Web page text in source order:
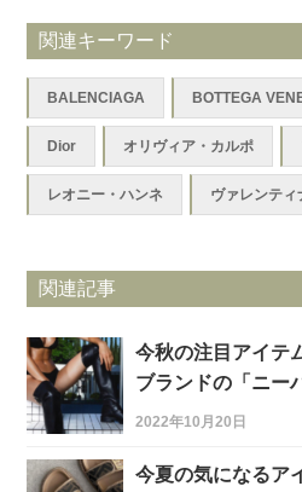
関連キーワード
BALENCIAGA BOTTEGA
Dior オリヴィア・カルポ
レオニー・ハンネ ヴァレンテ
関連記事
今秋の注目アイテ
ブランドの「ニー
2022年10月20日
今夏の気になるア